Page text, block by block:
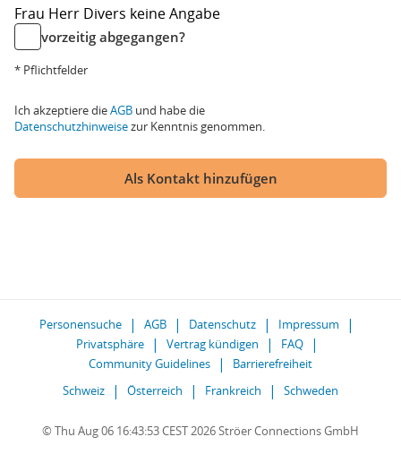
Frau Herr Divers keine Angabe
vorzeitig abgegangen?
* Pflichtfelder
Ich akzeptiere dieAGB und habe die
Datenschutzhinweisezur Kenntnis genommen.
Als Kontakt hinzufügen
Personensuche AGB Datenschutz
Impressum
Privatsphäre
Vertrag kündigen
FAQ
Community Guidelines
Barrierefreiheit
Schweiz
Österreich Frankreich Schweden
© Thu Aug 06 16:43:53 CEST 2026 Ströer Connections GmbH